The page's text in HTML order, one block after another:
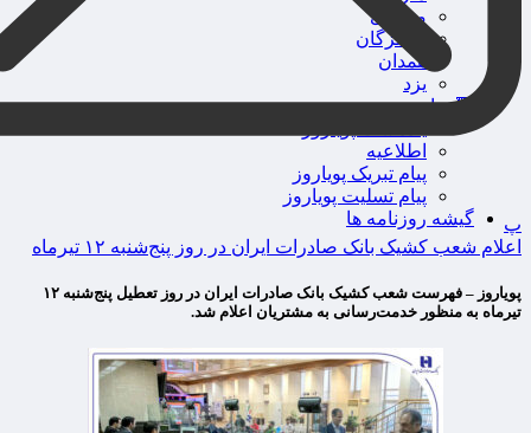
مرکزی
هرمزگان
همدان
یزد
🔻پویاروز
اطلاعیه
پیام تبریک پویاروز
پیام تسلیت پویاروز
گیشه روزنامه ها
پ
اعلام شعب کشیک بانک صادرات ایران در روز پنج‌شنبه‌ ۱۲ تیرماه
پویاروز – فهرست شعب کشیک بانک صادرات ایران در روز تعطیل پنج‌شنبه ۱۲
تیرماه به منظور خدمت‌رسانی به مشتریان اعلام شد.